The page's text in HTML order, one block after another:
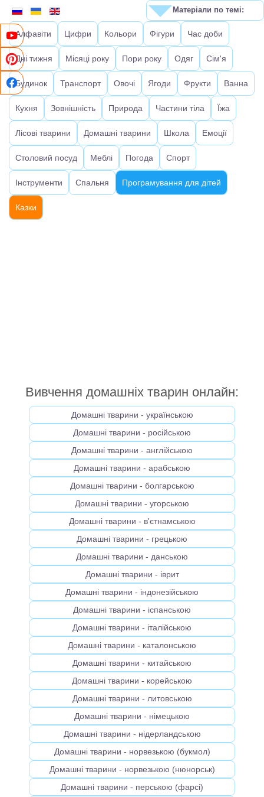
Алфавіти Цифри Кольори Фігури Час доби
Дні тижня Місяці року Пори року Одяг Сім'я
Будинок Транспорт Овочі Ягоди Фрукти Ванна
Кухня Зовнішність Природа Частини тіла Їжа
Лісові тварини Домашні тварини Школа Емоції
Столовий посуд Меблі Погода Спорт
Інструменти Спальня Програмування для дітей
Казки
Вивчення домашніх тварин онлайн:
Домашні тварини - українською
Домашні тварини - російською
Домашні тварини - англійською
Домашні тварини - арабською
Домашні тварини - болгарською
Домашні тварини - угорською
Домашні тварини - в'єтнамською
Домашні тварини - грецькою
Домашні тварини - данською
Домашні тварини - іврит
Домашні тварини - індонезійською
Домашні тварини - іспанською
Домашні тварини - італійською
Домашні тварини - каталонською
Домашні тварини - китайською
Домашні тварини - корейською
Домашні тварини - литовською
Домашні тварини - німецькою
Домашні тварини - нідерландською
Домашні тварини - норвезькою (букмол)
Домашні тварини - норвезькою (нюнорськ)
Домашні тварини - перською (фарсі)
Матеріали по темі: